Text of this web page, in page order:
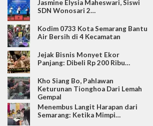
Jasmine Elysia Maheswari, Siswi
SDN Wonosari 2…
Kodim 0733 Kota Semarang Bantu
Air Bersih di 4 Kecamatan
Jejak Bisnis Monyet Ekor
Panjang: Dibeli Rp 200 Ribu…
Kho Siang Bo, Pahlawan
Keturunan Tionghoa Dari Lemah
Gempal
Menembus Langit Harapan dari
Semarang: Ketika Mimpi…